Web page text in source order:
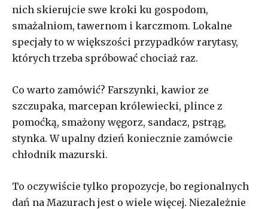
nich skierujcie swe kroki ku gospodom,
smażalniom, tawernom i karczmom. Lokalne
specjały to w większości przypadków rarytasy,
których trzeba spróbować chociaż raz.
Co warto zamówić? Farszynki, kawior ze
szczupaka, marcepan królewiecki, plince z
pomoćką, smażony węgorz, sandacz, pstrąg,
stynka. W upalny dzień koniecznie zamówcie
chłodnik mazurski.
To oczywiście tylko propozycje, bo regionalnych
dań na Mazurach jest o wiele więcej. Niezależnie